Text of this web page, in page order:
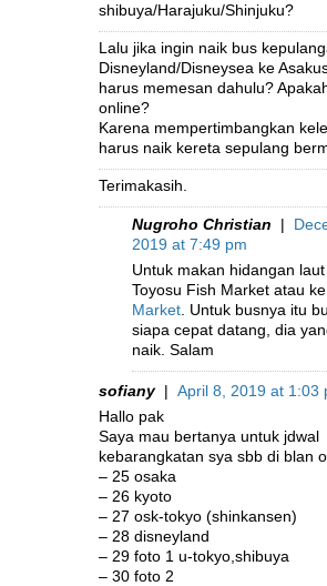
shibuya/Harajuku/Shinjuku?
Lalu jika ingin naik bus
Disneyland/Disneysea ke
harus memesan dahulu?
online?
Karena mempertimbangkan
harus naik kereta sepulang
Terimakasih.
Nugroho Christian |
2019 at 7:49 pm
Untuk makan hidangan
Toyosu Fish Market atau ke
Market . Untuk busnya itu
siapa cepat datang, dia
naik. Salam
sofiany| April 8, 2019 at 1:03
Hallo pak
Saya mau bertanya untuk jdwal
kebarangkatan sya sbb di blan
– 25 osaka
– 26 kyoto
– 27 osk-tokyo (shinkansen)
– 28 disneyland
– 29 foto 1 u-tokyo,shibuya
– 30 foto 2